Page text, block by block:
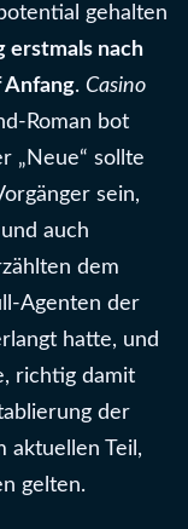
gehalten
erstmals nach
. Casino
Roman bot
„Neue“ sollte
sein,
auch
dem
Agenten der
hatte, und
richtig damit
der
aktuellen Teil,
gelten.